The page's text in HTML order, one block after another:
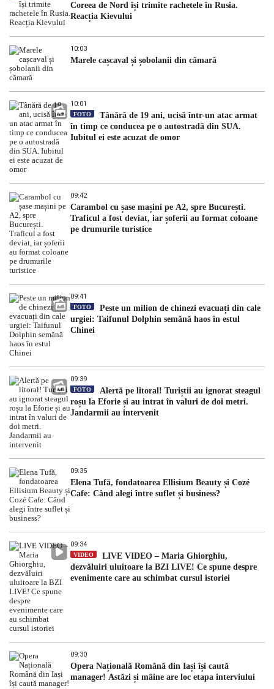
Coreea de Nord își trimite rachetele în Rusia.
Reacția Kievului
10:03
Marele cașcaval și șobolanii din cămară
10:01
FOTO
Tânără de 19 ani, ucisă într-un atac armat
în timp ce conducea pe o autostradă din SUA.
Iubitul ei este acuzat de omor
09:42
Carambol cu șase mașini pe A2, spre București.
Traficul a fost deviat, iar șoferii au format coloane
pe drumurile turistice
09:41
FOTO
Peste un milion de chinezi evacuați din cale
urgiei: Taifunul Dolphin semănă haos în estul
Chinei
09:39
FOTO
Alertă pe litoral! Turiștii au ignorat steagul
roșu la Eforie și au intrat în valuri de doi metri.
Jandarmii au intervenit
09:35
Elena Tufă, fondatoarea Ellisium Beauty și Cozé
Cafe: Când alegi între suflet și business?
09:34
VIDEO
LIVE VIDEO – Maria Ghiorghiu,
dezvăluiri uluitoare la BZI LIVE! Ce spune despre
evenimente care au schimbat cursul istoriei
09:30
Opera Națională Română din Iași își caută
manager! Astăzi și mâine are loc etapa interviului